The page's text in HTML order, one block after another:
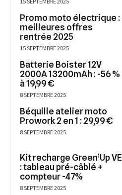
Promo moto électrique :
meilleures offres
rentrée 2025
15 SEPTEMBRE 2025
Batterie Boister 12V
2000A 13200mAh : -56 %
à 19,99 €
8 SEPTEMBRE 2025
Béquille atelier moto
Prowork 2 en 1 : 29,99 €
8 SEPTEMBRE 2025
Kit recharge Green’Up VE
: tableau pré-câblé +
compteur -47%
8 SEPTEMBRE 2025